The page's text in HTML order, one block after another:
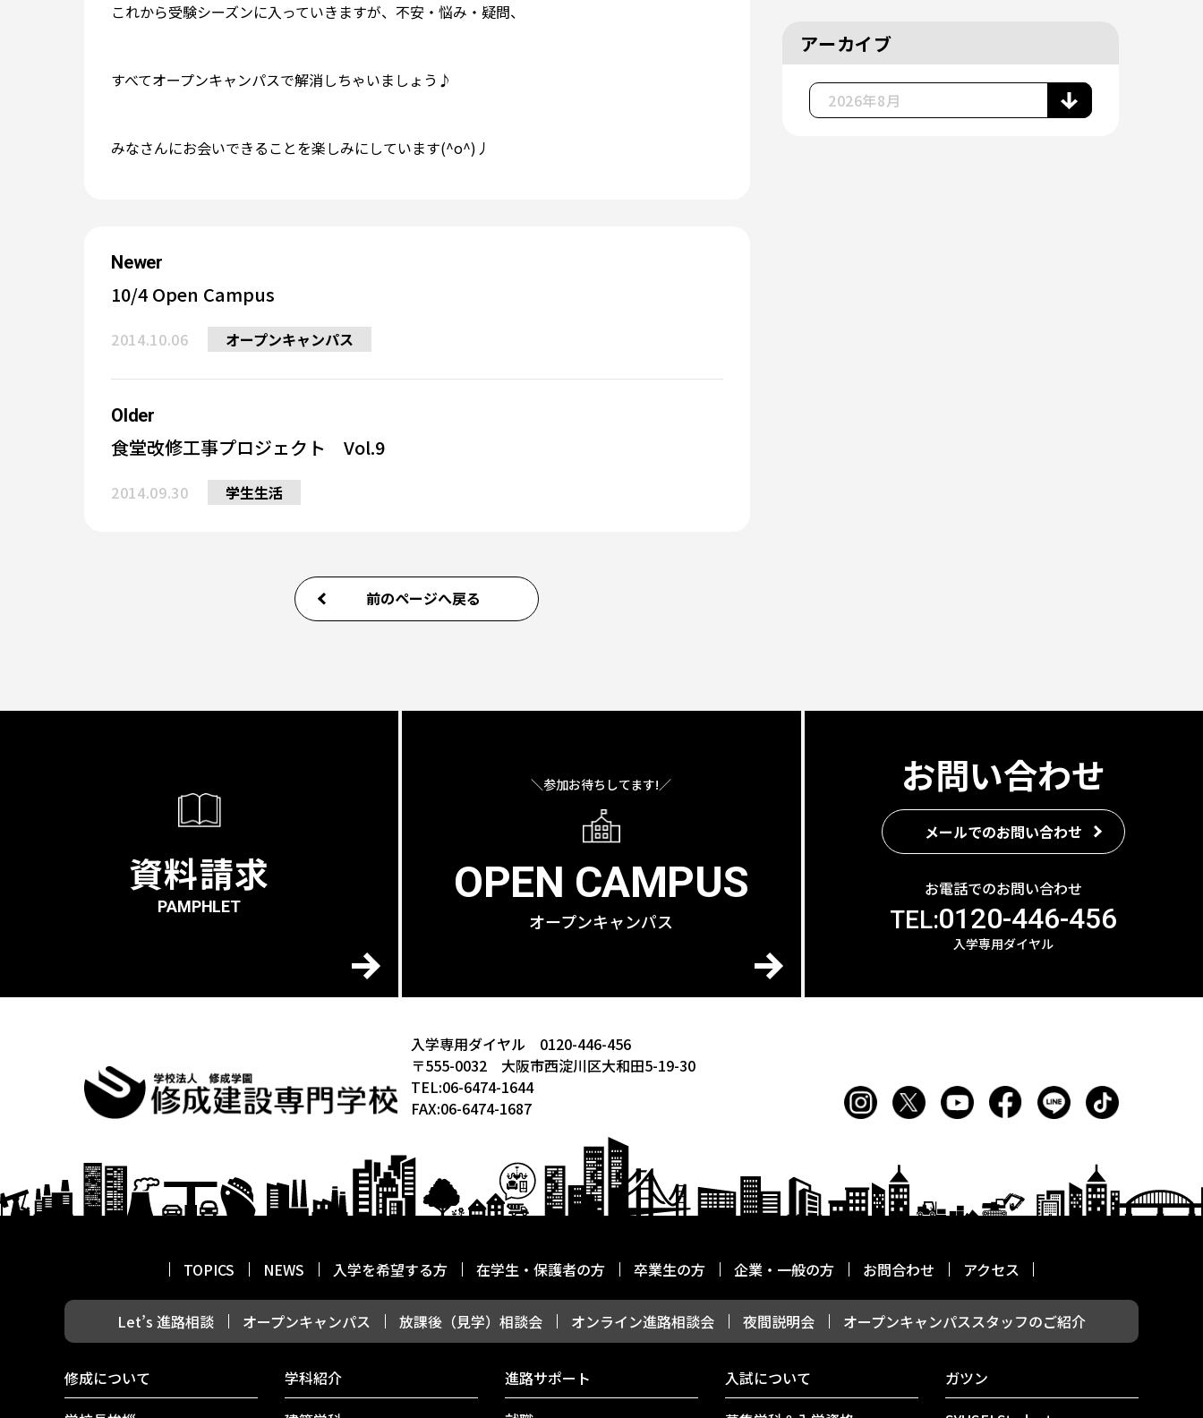
これから受験シーズンに入っていきますが、不安・悩み・疑問、
すべてオープンキャンパスで解消しちゃいましょう♪
みなさんにお会いできることを楽しみにしています(^o^)丿
Newer
10/4 Open Campus
2014.10.06 オープンキャンパス
Older
食堂改修工事プロジェクト Vol.9
2014.09.30 学生生活
前のページへ戻る
アーカイブ
資料請求
PAMPHLET
＼参加お待ちしてます!／
OPEN CAMPUS
オープンキャンパス
お問い合わせ
メールでのお問い合わせ
お電話でのお問い合わせ
TEL:0120-446-456
入学専用ダイヤル
入学専用ダイヤル 0120-446-456
〒555-0032 大阪市西淀川区大和田5-19-30
TEL:06-6474-1644
FAX:06-6474-1687
TOPICS NEWS 入学を希望する方 在学生・保護者の方 卒業生の方 企業・一般の方 お問合わせ アクセス
Let’s 進路相談 オープンキャンパス 放課後（見学）相談会 オンライン進路相談会 夜間説明会 オープンキャンパススタッフのご紹介
修成について
学科紹介
進路サポート
入試について
ガツン